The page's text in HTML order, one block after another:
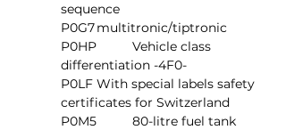
sequence
P0G7	multitronic/tiptronic
P0HP	Vehicle class
differentiation -4F0-
P0LF	With special labels safety
certificates for Switzerland
P0M5	80-litre fuel tank